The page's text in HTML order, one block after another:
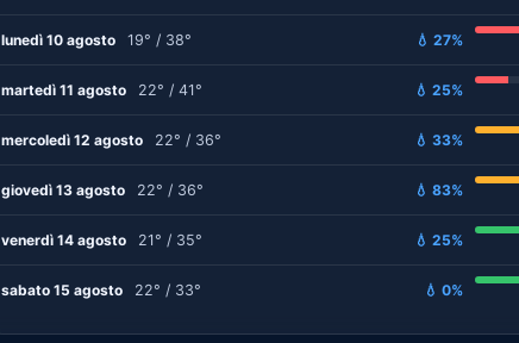
lunedì 10 agosto 19° / 38° 💧 27%
martedì 11 agosto 22° / 41° 💧 25%
mercoledì 12 agosto 22° / 36° 💧 33%
giovedì 13 agosto 22° / 36° 💧 83%
venerdì 14 agosto 21° / 35° 💧 25%
sabato 15 agosto 22° / 33° 💧 0%